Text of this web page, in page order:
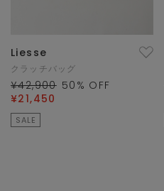
Liesse
クラッチバッグ
¥42,900 50 % OFF
¥21,450
SALE